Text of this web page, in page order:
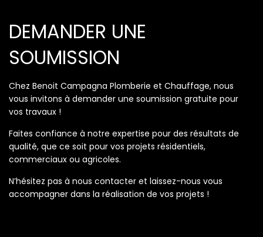
DEMANDER UNE
SOUMISSION
Chez Benoit Campagna Plomberie et Chauffage, nous
vous invitons à demander une soumission gratuite pour
vos travaux !
Faites confiance à notre expertise pour des résultats de
qualité, que ce soit pour vos projets résidentiels,
commerciaux ou agricoles.
N’hésitez pas à nous contacter et laissez-nous vous
accompagner dans la réalisation de vos projets !